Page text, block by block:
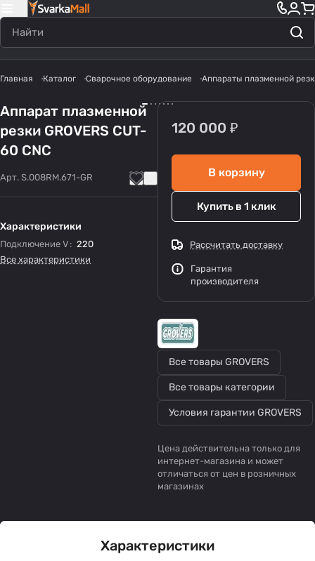
Главная Каталог Сварочное оборудование Аппараты плазменной
Аппарат плазменной
резки GROVERS CUT-
60 CNC
Арт. S.008RM.671-GR
Характеристики
Подключение V : 220
Все характеристики
120 000 ₽
В корзину
Купить в 1 клик
Рассчитать доставку
Гарантия
производителя
Все товары GROVERS
Все товары категории
Условия гарантии GROVERS
Цена действительна только для
интернет-магазина и может
отличаться от цен в розничных
магазинах
Характеристики